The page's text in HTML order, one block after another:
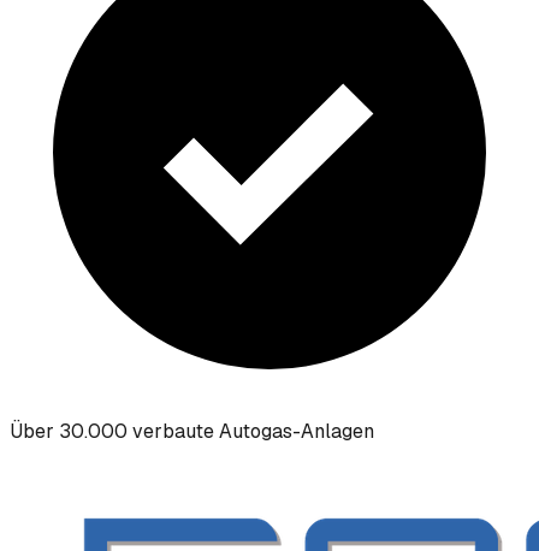
Über 30.000 verbaute Autogas-Anlagen